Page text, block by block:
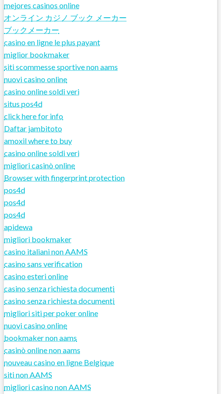
mejores casinos online
オンライン カジノ ブック メーカー
ブックメーカー
casino en ligne le plus payant
miglior bookmaker
siti scommesse sportive non aams
nuovi casino online
casino online soldi veri
situs pos4d
click here for info
Daftar jambitoto
amoxil where to buy
casino online soldi veri
migliori casinò online
Browser with fingerprint protection
pos4d
pos4d
pos4d
apidewa
migliori bookmaker
casino italiani non AAMS
casino sans verification
casino esteri online
casino senza richiesta documenti
casino senza richiesta documenti
migliori siti per poker online
nuovi casino online
bookmaker non aams
casinò online non aams
nouveau casino en ligne Belgique
siti non AAMS
migliori casino non AAMS